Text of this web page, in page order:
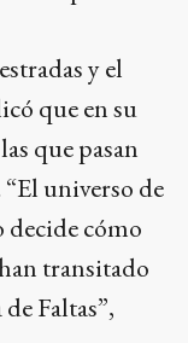
y el
que en su
que pasan
universo de
decide cómo
transitado
Faltas”,